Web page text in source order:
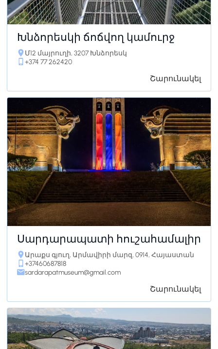
Խնձորեսկի ճոճվող կամուրջ
Մ12 մայրուղի, 3207 Խնձորեսկ
+374 77 262420
Շարունակել
Սարդարապատի հուշահամալիր
Արաքս գյուղ, Արմավիրի մարզ, 0914, Հայաստան
+37460687818
sardarapatmuseum@gmail.com
Շարունակել